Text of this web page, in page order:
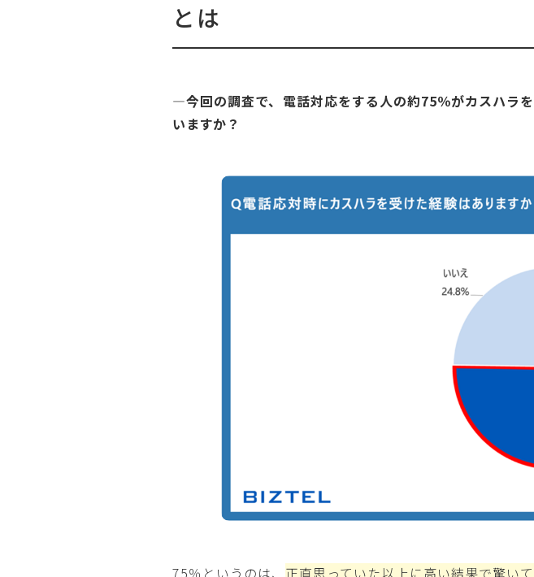
とは
―今回の調査で、電話対応をする人の約75％がカスハラ
いますか？
75％というのは、 正直思っていた以上に高い結果で驚いて